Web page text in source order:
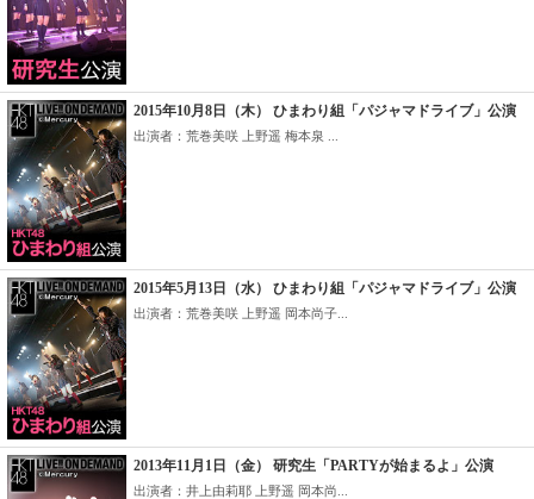
2015年10月8日（木） ひまわり組「パジャマドライブ」公演
出演者：荒巻美咲 上野遥 梅本泉 ...
2015年5月13日（水） ひまわり組「パジャマドライブ」公演
出演者：荒巻美咲 上野遥 岡本尚子...
2013年11月1日（金） 研究生「PARTYが始まるよ」公演
出演者：井上由莉耶 上野遥 岡本尚...